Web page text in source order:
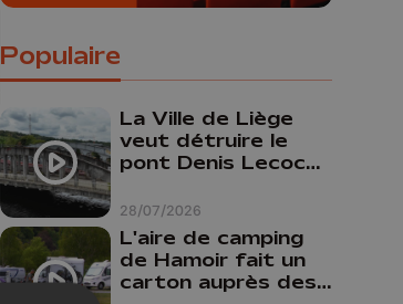
Populaire
28/07/2026
La Ville de Liège
veut détruire le
pont Denis Lecocq
budget pour le
faire
L'aire de camping
de Hamoir fait un
carton auprès des